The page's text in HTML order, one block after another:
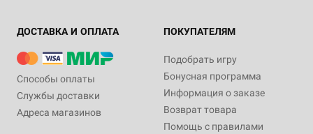
ДОСТАВКА И ОПЛАТА
Способы оплаты
Службы доставки
Адреса магазинов
ПОКУПАТЕЛЯМ
Подобрать игру
Бонусная программа
Информация о заказе
Возврат товара
Помощь с правилами